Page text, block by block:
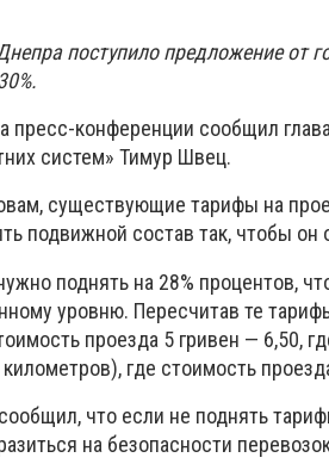
поступило предложение от
пресс-конференции сообщил
систем» Тимур Швец.
существующие тарифы на
подвижной состав так, чтобы он
поднять на 28% процентов,
уровню. Пересчитав те
проезда 5 гривен — 6,50,
где стоимость
что если не поднять
на безопасности